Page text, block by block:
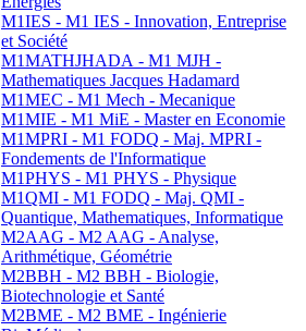
M1IES - M1 IES - Innovation, Entreprise
et Société
M1MATHJHADA - M1 MJH -
Mathematiques Jacques Hadamard
M1MEC - M1 Mech - Mecanique
M1MIE - M1 MiE - Master en Economie
M1MPRI - M1 FODQ - Maj. MPRI -
Fondements de l'Informatique
M1PHYS - M1 PHYS - Physique
M1QMI - M1 FODQ - Maj. QMI -
Quantique, Mathematiques, Informatique
M2AAG - M2 AAG - Analyse,
Arithmétique, Géométrie
M2BBH - M2 BBH - Biologie,
Biotechnologie et Santé
M2BME - M2 BME - Ingénierie